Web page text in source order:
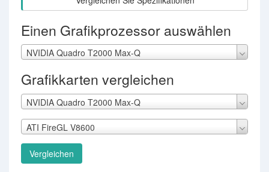
Einen Grafikprozessor auswählen
NVIDIA Quadro T2000 Max-Q
Grafikkarten vergleichen
NVIDIA Quadro T2000 Max-Q
ATI FireGL V8600
Vergleichen